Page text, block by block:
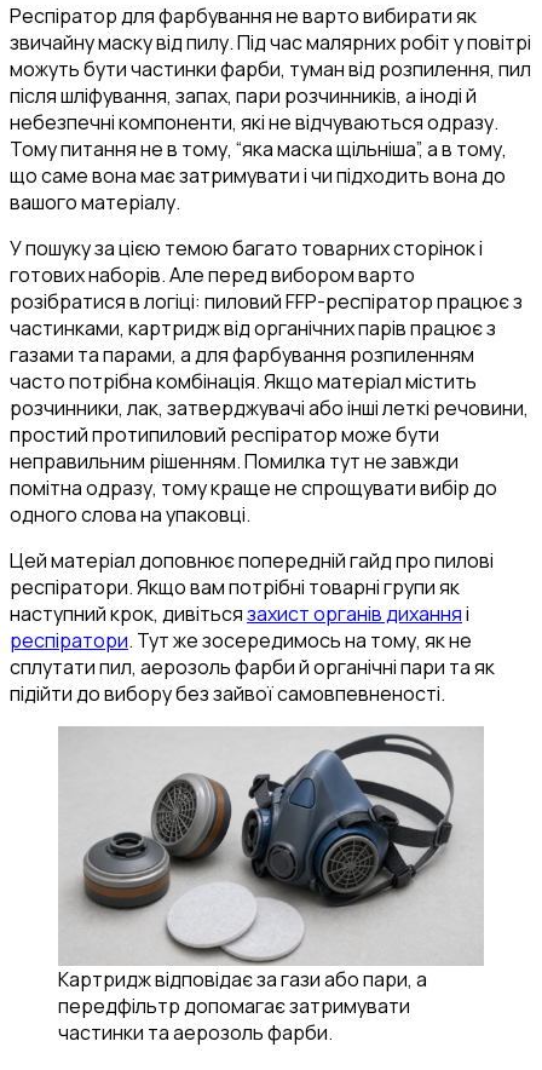
Респіратор для фарбування не варто вибирати як
звичайну маску від пилу. Під час малярних робіт у повітрі
можуть бути частинки фарби, туман від розпилення, пил
після шліфування, запах, пари розчинників, а іноді й
небезпечні компоненти, які не відчуваються одразу.
Тому питання не в тому, “яка маска щільніша”, а в тому,
що саме вона має затримувати і чи підходить вона до
вашого матеріалу.
У пошуку за цією темою багато товарних сторінок і
готових наборів. Але перед вибором варто
розібратися в логіці: пиловий FFP-респіратор працює з
частинками, картридж від органічних парів працює з
газами та парами, а для фарбування розпиленням
часто потрібна комбінація. Якщо матеріал містить
розчинники, лак, затверджувачі або інші леткі речовини,
простий протипиловий респіратор може бути
неправильним рішенням. Помилка тут не завжди
помітна одразу, тому краще не спрощувати вибір до
одного слова на упаковці.
Цей матеріал доповнює попередній гайд про пилові
респіратори. Якщо вам потрібні товарні групи як
наступний крок, дивітьсязахист органів диханняі
респіратори. Тут же зосередимось на тому, як не
сплутати пил, аерозоль фарби й органічні пари та як
підійти до вибору без зайвої самовпевненості.
Картридж відповідає за гази або пари, а
передфільтр допомагає затримувати
частинки та аерозоль фарби.